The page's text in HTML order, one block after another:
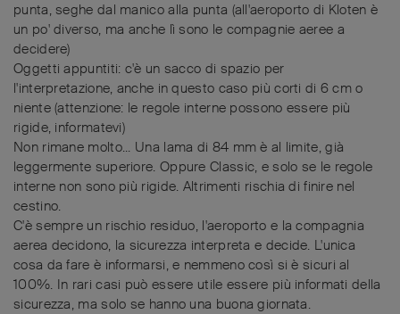
punta, seghe dal manico alla punta (all'aeroporto di Kloten è
un po' diverso, ma anche lì sono le compagnie aeree a
decidere)
Oggetti appuntiti: c'è un sacco di spazio per
l'interpretazione, anche in questo caso più corti di 6 cm o
niente (attenzione: le regole interne possono essere più
rigide, informatevi)
Non rimane molto... Una lama di 84 mm è al limite, già
leggermente superiore. Oppure Classic, e solo se le regole
interne non sono più rigide. Altrimenti rischia di finire nel
cestino.
C'è sempre un rischio residuo, l'aeroporto e la compagnia
aerea decidono, la sicurezza interpreta e decide. L'unica
cosa da fare è informarsi, e nemmeno così si è sicuri al
100%. In rari casi può essere utile essere più informati della
sicurezza, ma solo se hanno una buona giornata.